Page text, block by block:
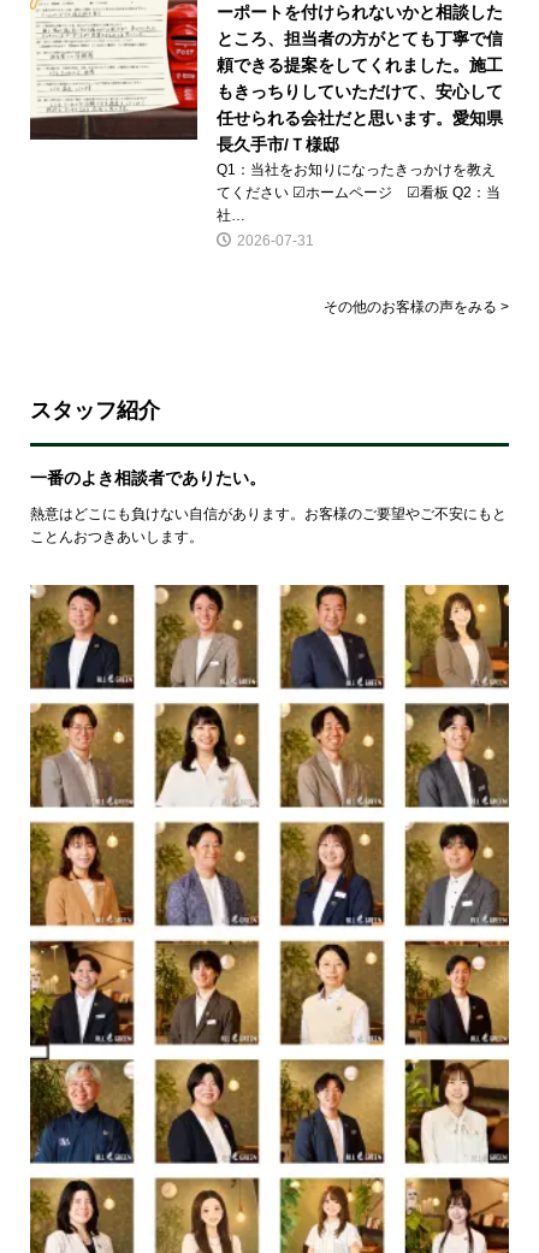
ーポートを付けられないかと相談した
ところ、担当者の方がとても丁寧で信
頼できる提案をしてくれました。施工
もきっちりしていただけて、安心して
任せられる会社だと思います。愛知県
長久手市/Ｔ様邸
Q1：当社をお知りになったきっかけを教え
てください ☑ホームページ ☑看板 Q2：当
社…
2026-07-31
その他のお客様の声をみる >
スタッフ紹介
一番のよき相談者でありたい。
熱意はどこにも負けない自信があります。お客様のご要望やご不安にもと
ことんおつきあいします。